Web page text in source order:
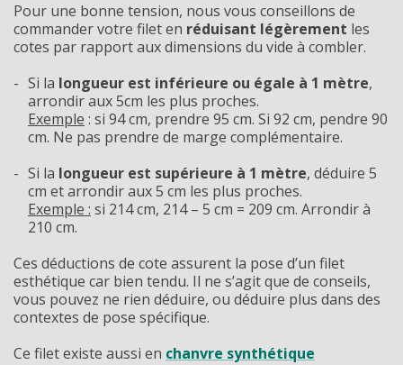
Pour une bonne tension, nous vous conseillons de
commander votre filet en réduisant légèrement les
cotes par rapport aux dimensions du vide à combler.
Si la longueur est inférieure ou égale à 1 mètre,
arrondir aux 5cm les plus proches.
Exemple : si 94 cm, prendre 95 cm. Si 92 cm, pendre 90
cm. Ne pas prendre de marge complémentaire.
Si la longueur est supérieure à 1 mètre, déduire 5
cm et arrondir aux 5 cm les plus proches.
Exemple : si 214 cm, 214 – 5 cm = 209 cm. Arrondir à
210 cm.
Ces déductions de cote assurent la pose d’un filet
esthétique car bien tendu. Il ne s’agit que de conseils,
vous pouvez ne rien déduire, ou déduire plus dans des
contextes de pose spécifique.
Ce filet existe aussi en chanvre synthétique